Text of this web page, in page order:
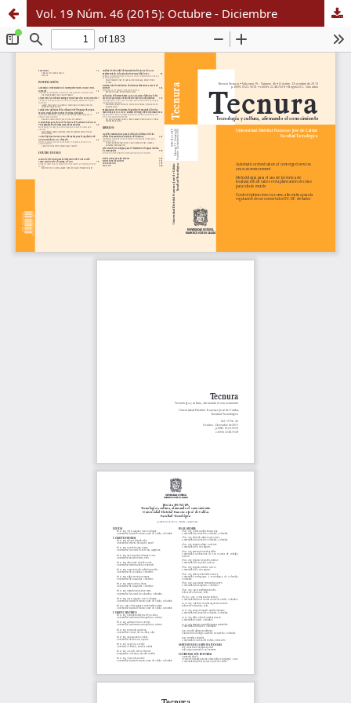
Vol. 19 Núm. 46 (2015): Octubre - Diciembre